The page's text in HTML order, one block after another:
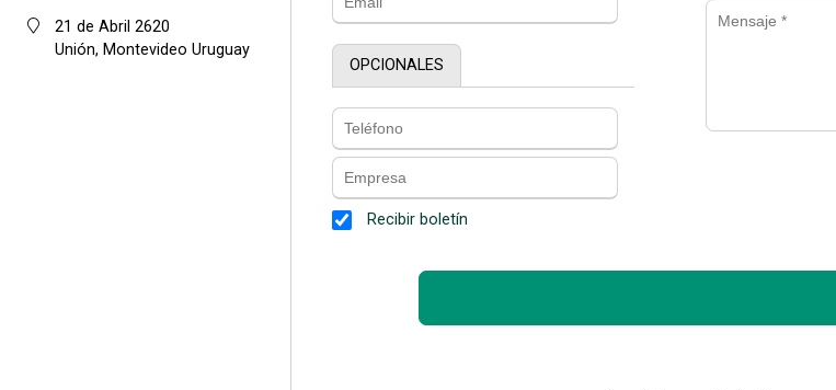
21 de Abril 2620
Unión, Montevideo Uruguay
OPCIONALES
Recibir boletín